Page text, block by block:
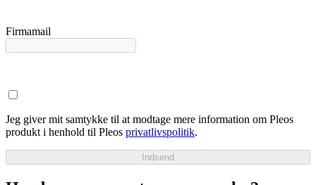
Firmamail
Jeg giver mit samtykke til at modtage mere information om Pleos
produkt i henhold til Pleos privatlivspolitik.
Indsend